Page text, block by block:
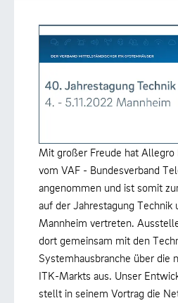
Mit großer Freude hat Allegro
vom VAF - Bundesverband
angenommen und ist somit
auf der Jahrestagung Technik
Mannheim vertreten.
dort gemeinsam mit den
Systemhausbranche über die
ITK-Markts aus. Unser
stellt in seinem Vortrag die
Support
Training
Karriere